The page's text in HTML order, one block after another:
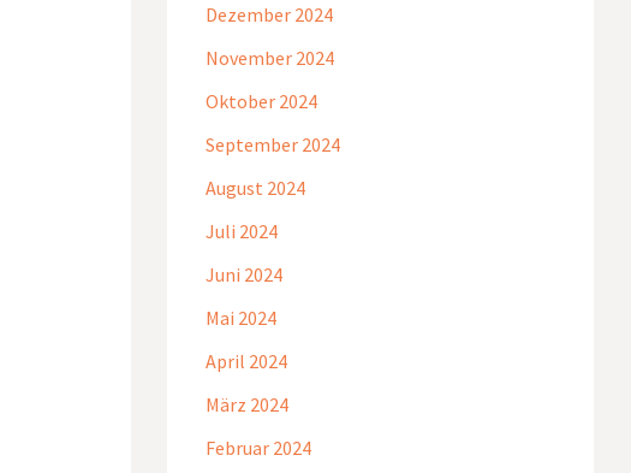
Dezember 2024
November 2024
Oktober 2024
September 2024
August 2024
Juli 2024
Juni 2024
Mai 2024
April 2024
März 2024
Februar 2024